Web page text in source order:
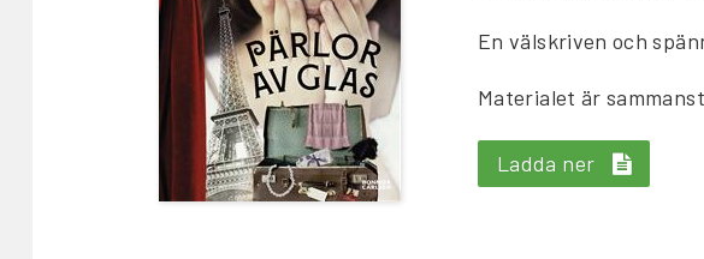
En välskriven och
Materialet är
Ladda ner